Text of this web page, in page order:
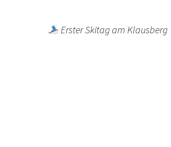
Erster Skitag am Klausberg